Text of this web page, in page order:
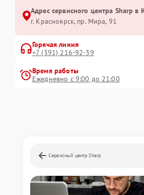
Адрес сервисного центра Sharp в
г. Красноярск, ​пр. Мира, 91
Горячая линия
+7 (391) 216-92-39
Время работы
Ежедневно с 9:00 до 21:00
Сервисный центр Sharp